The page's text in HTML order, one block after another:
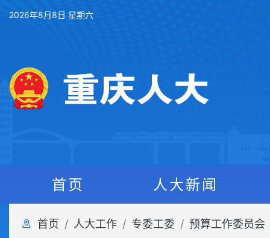
2026年8月8日 星期六
首页 人大新闻
首页 人大工作 专委工委 预算工作委员会